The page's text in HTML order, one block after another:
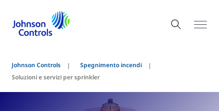
Johnson Controls
Spegnimento incendi
Soluzioni e servizi per sprinkler